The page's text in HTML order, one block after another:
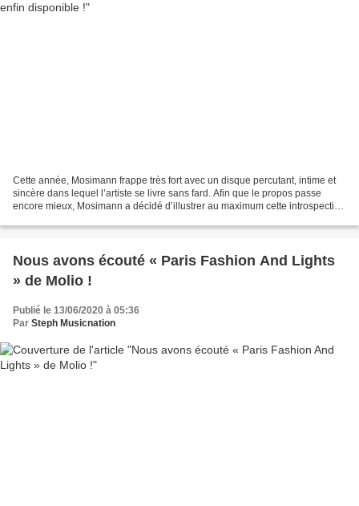
Cette année, Mosimann frappe très fort avec un disque percutant, intime et
sincère dans lequel l’artiste se livre sans fard. Afin que le propos passe
encore mieux, Mosimann a décidé d’illustrer au maximum cette introspection
Nous avons écouté « Paris Fashion And Lights
» de Molio !
Publié le 13/06/2020 à 05:36
Par Steph Musicnation